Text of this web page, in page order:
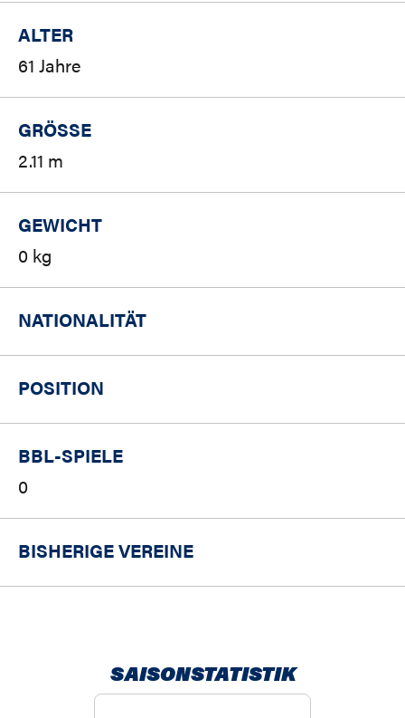
ALTER
61 Jahre
GRÖSSE
2.11 m
GEWICHT
0 kg
NATIONALITÄT
POSITION
BBL-SPIELE
0
BISHERIGE VEREINE
SAISONSTATISTIK